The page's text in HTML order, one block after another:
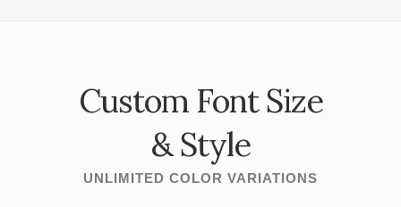
Custom Font Size
& Style
UNLIMITED COLOR VARIATIONS